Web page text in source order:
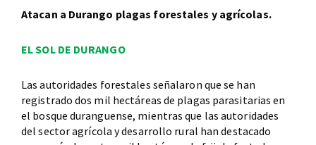
Atacan a Durango plagas forestales y agrícolas.
EL SOL DE DURANGO
Las autoridades forestales señalaron que se han
registrado dos mil hectáreas de plagas parasitarias en
el bosque duranguense, mientras que las autoridades
del sector agrícola y desarrollo rural han destacado